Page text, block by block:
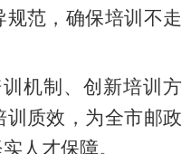
范，确保培训不走
机制、创新培训方
质效，为全市邮政
人才保障。